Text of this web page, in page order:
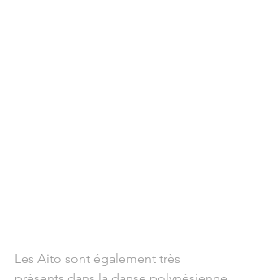
Les Aito sont également très